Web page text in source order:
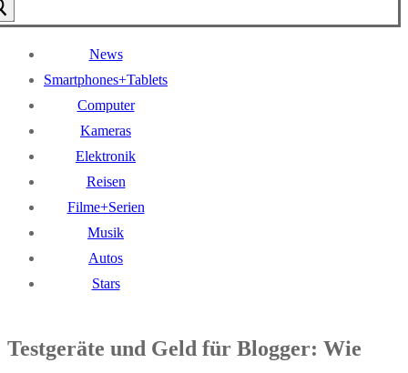
News
Smartphones+Tablets
Computer
Kameras
Elektronik
Reisen
Filme+Serien
Musik
Autos
Stars
Testgeräte und Geld für Blogger: Wie